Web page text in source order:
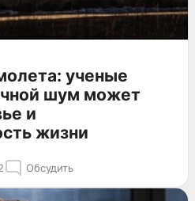
ученые
шум может
и
жизни
Обсудить